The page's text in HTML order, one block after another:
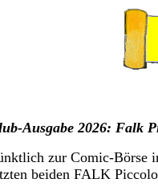
Ausgabe 2026: Falk
zur Comic-Börse
beiden FALK